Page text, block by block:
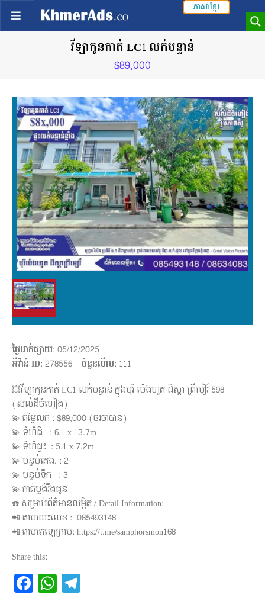
ភាសាខ្មែរ
វីឡាកូនកាត់ LC1 លក់បន្ទាន់
$89,000
ថ្ងៃដាក់ផ្សាយ: 05/12/2025
អីវ៉ាន់ ID: 278556 ចំនួនមើល: 111
💥វីឡាកូនកាត់ LC1 លក់បន្ទាន់ ក្នុងបុរី ប៉េងហួត ដឹស្តា ព្រីមៀរ៍ 598
(សល់ដីចំហៀង)
💫 តម្លៃលក់ : $89,000 (ចរចាបាន)
💫 ទំហំដី : 6.1 x 13.7m
💫 ទំហំផ្ទះ : 5.1 x 7.2m
💫 បន្ទប់គេង. : 2
💫 បន្ទប់ទឹក : 3
💫 កាត់ប្លង់រឹងជូន
☎️ សម្រាប់ព័ត៌មានលម្អិត / Detail Information:
📲 តាមរយះលេខ : 085493148
📲 តាមតេឡេក្រាម: https://t.me/samphorsmon168
Share this:
Facebook
WhatsApp